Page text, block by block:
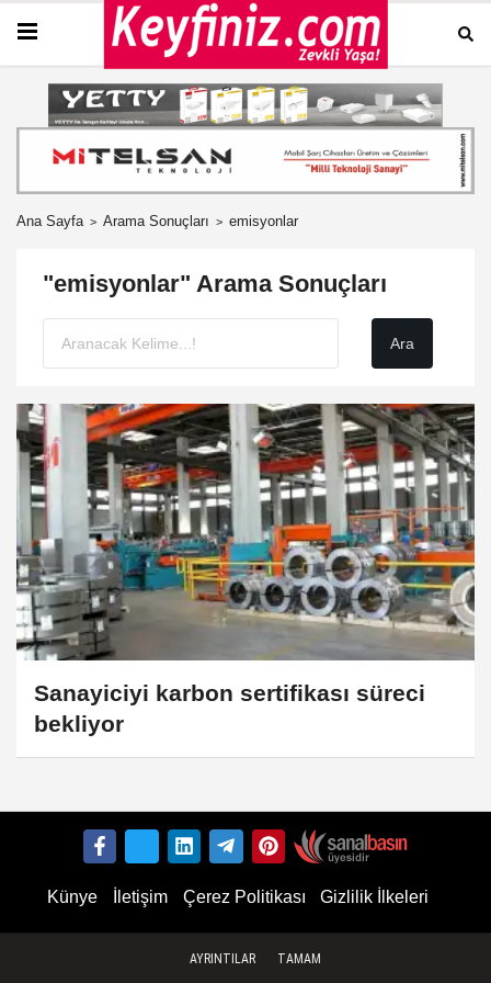
Ana Sayfa Arama Sonuçları emisyonlar
"emisyonlar" Arama Sonuçları
Sanayiciyi karbon sertifikası süreci
bekliyor
Künye İletişim Çerez Politikası Gizlilik İlkeleri
AYRINTILAR TAMAM